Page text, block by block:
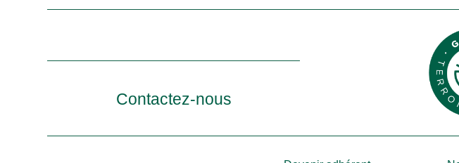
Contactez-nous